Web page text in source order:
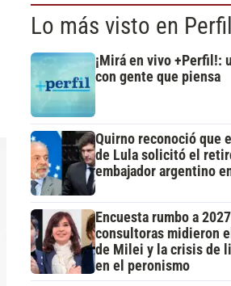
Lo más visto en Perfil
¡Mirá en vivo +Perfil!:
con gente que piensa
Quirno reconoció que
de Lula solicitó el
embajador argentino
Encuesta rumbo a
consultoras midieron
de Milei y la crisis de
en el peronismo